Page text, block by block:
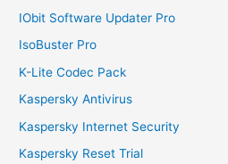
IObit Software Updater Pro
IsoBuster Pro
K-Lite Codec Pack
Kaspersky Antivirus
Kaspersky Internet Security
Kaspersky Reset Trial